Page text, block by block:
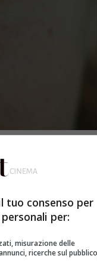
tuo consenso per
per:
misurazione delle
ricerche sul